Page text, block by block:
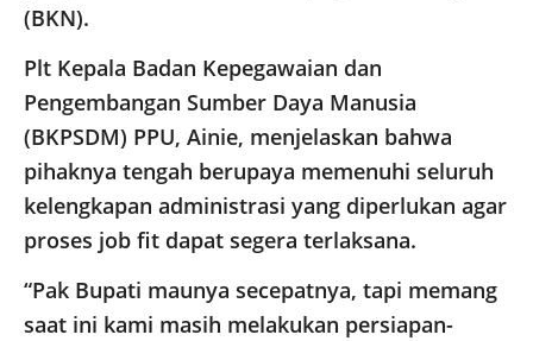
(BKN).
Plt Kepala Badan Kepegawaian dan
Pengembangan Sumber Daya Manusia
(BKPSDM) PPU, Ainie, menjelaskan bahwa
pihaknya tengah berupaya memenuhi seluruh
kelengkapan administrasi yang diperlukan agar
proses job fit dapat segera terlaksana.
“Pak Bupati maunya secepatnya, tapi memang
saat ini kami masih melakukan persiapan-